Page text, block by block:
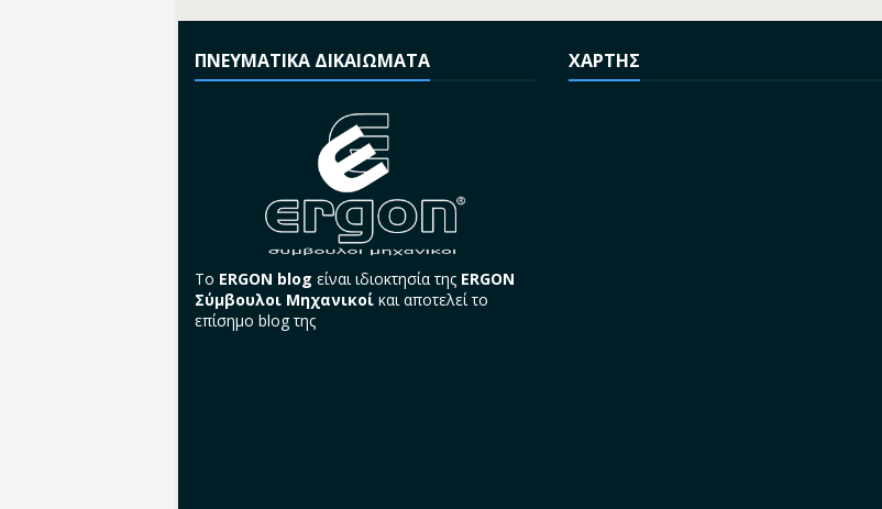
ΠΝΕΥΜΑΤΙΚΑ ΔΙΚΑΙΩΜΑΤΑ
Το ERGON blog είναι ιδιοκτησία της ERGON
Σύμβουλοι Μηχανικοί και αποτελεί το
επίσημο blog της
ΧΑΡΤΗΣ